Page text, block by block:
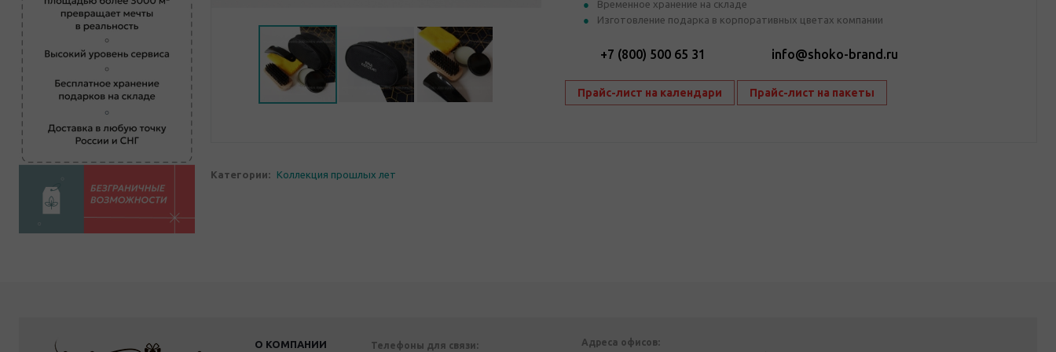
Временное хранение на складе
Изготовление подарка в корпоративных цветах компании
+7 (800) 500 65 31 info@shoko-brand.ru
Прайс-лист на календари Прайс-лист на пакеты
Категории: Коллекция прошлых лет
О КОМПАНИИ Телефоны для связи:
Адреса офисов: